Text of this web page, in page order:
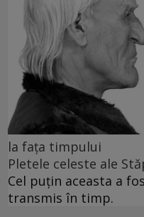
la fața timpului
Pletele celeste ale
Cel puţin aceasta a
transmis în timp.